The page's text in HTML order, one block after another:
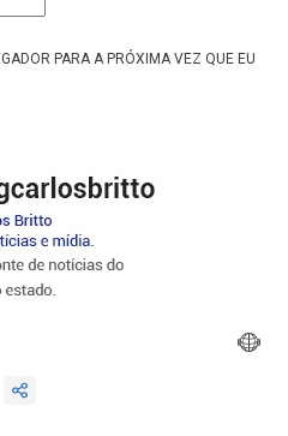
PARA A PRÓXIMA VEZ QUE EU